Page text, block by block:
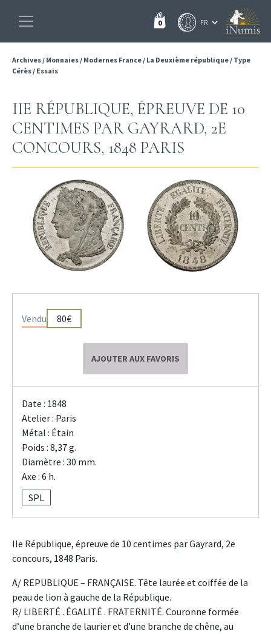
0
Archives/ Monnaies/ Modernes France/ La Deuxième république/ Type
Cérès/ Essais
IIE RÉPUBLIQUE, ÉPREUVE DE 10
CENTIMES PAR GAYRARD, 2E
CONCOURS, 1848 PARIS
Vendu 80€
AJOUTER AUX FAVORIS
Date : 1848
Atelier : Paris
Métal : Étain
Poids : 8,37 g.
Diamètre : 30 mm.
Axe : 6 h.
SPL
IIe République, épreuve de 10 centimes par Gayrard, 2e
concours, 1848 Paris.
A/ REPUBLIQUE – FRANÇAISE. Tête laurée et coiffée de la
peau de lion à gauche de la République.
R/ LIBERTÉ . ÉGALITÉ . FRATERNITÉ. Couronne formée
d’une branche de laurier et d’une branche de chêne, au